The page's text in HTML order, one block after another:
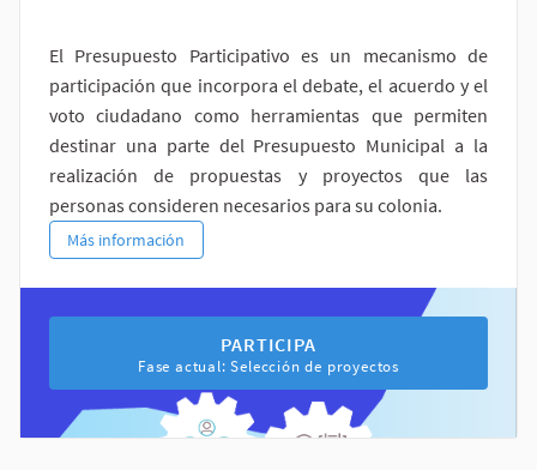
El Presupuesto Participativo es un mecanismo de
participación que incorpora el debate, el acuerdo y el
voto ciudadano como herramientas que permiten
destinar una parte del Presupuesto Municipal a la
realización de propuestas y proyectos que las
personas consideren necesarios para su colonia.
PRESUPUESTO PARTICIPATIVO 2023
Más información
PARTICIPA EN EL PROCESO
PARTICIPA
Fase actual: Selección de proyectos